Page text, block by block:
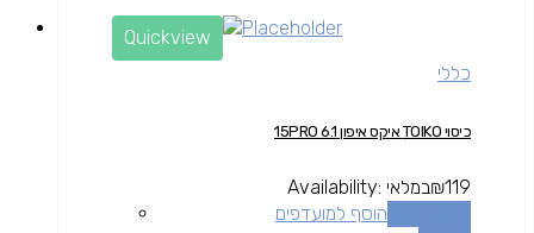
Quickview
כללי
כיסוי TOIKO איקס איפון 15PRO 6.1
₪119
Availability: במלאי
הוסף למועדפים